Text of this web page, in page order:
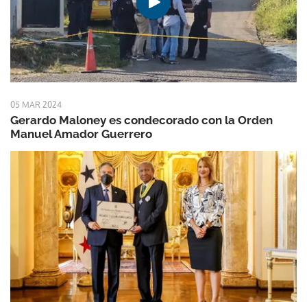
05 MAR 2024
Gerardo Maloney es condecorado con la Orden
Manuel Amador Guerrero